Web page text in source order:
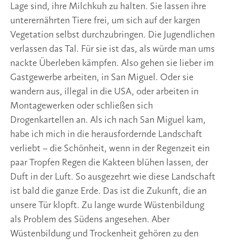
Lage sind, ihre Milchkuh zu halten. Sie lassen ihre
unterernährten Tiere frei, um sich auf der kargen
Vegetation selbst durchzubringen. Die Jugendlichen
verlassen das Tal. Für sie ist das, als würde man ums
nackte Überleben kämpfen. Also gehen sie lieber im
Gastgewerbe arbeiten, in San Miguel. Oder sie
wandern aus, illegal in die USA, oder arbeiten in
Montagewerken oder schließen sich
Drogenkartellen an. Als ich nach San Miguel kam,
habe ich mich in die herausfordernde Landschaft
verliebt – die Schönheit, wenn in der Regenzeit ein
paar Tropfen Regen die Kakteen blühen lassen, der
Duft in der Luft. So ausgezehrt wie diese Landschaft
ist bald die ganze Erde. Das ist die Zukunft, die an
unsere Tür klopft. Zu lange wurde Wüstenbildung
als Problem des Südens angesehen. Aber
Wüstenbildung und Trockenheit gehören zu den